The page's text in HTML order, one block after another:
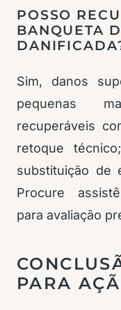
POSSO
BANQUETA
Sim, danos
pequenas
recuperáveis
retoque
substituição de
Procure
para avaliação
PARA